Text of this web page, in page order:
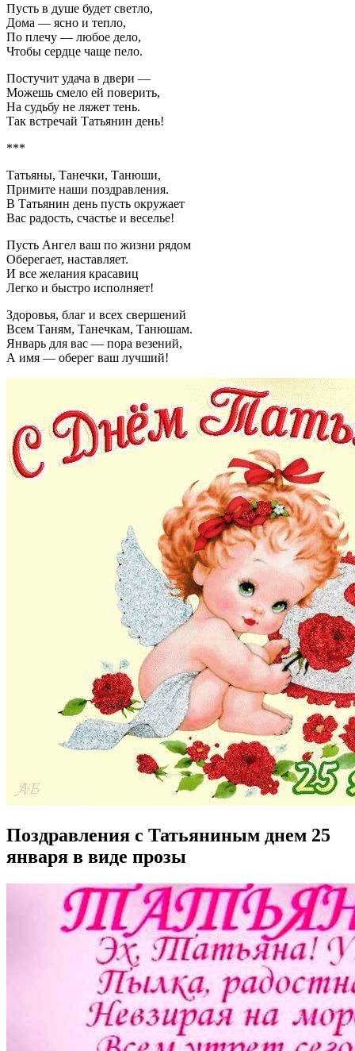
Пусть в душе будет светло,
Дома — ясно и тепло,
По плечу — любое дело,
Чтобы сердце чаще пело.
Постучит удача в двери —
Можешь смело ей поверить,
На судьбу не ляжет тень.
Так встречай Татьянин день!
***
Татьяны, Танечки, Танюши,
Примите наши поздравления.
В Татьянин день пусть окружает
Вас радость, счастье и веселье!
Пусть Ангел ваш по жизни рядом
Оберегает, наставляет.
И все желания красавиц
Легко и быстро исполняет!
Здоровья, благ и всех свершений
Всем Таням, Танечкам, Танюшам.
Январь для вас — пора везений,
А имя — оберег ваш лучший!
Поздравления с Татьяниным днем 25
января в виде прозы